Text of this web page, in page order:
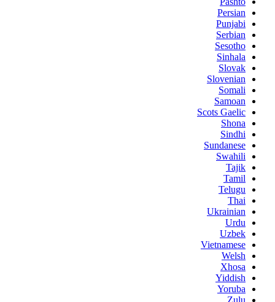
Persian
Punjabi
Serbian
Sesotho
Sinhala
Slovak
Slovenian
Somali
Samoan
Scots Gaelic
Shona
Sindhi
Sundanese
Swahili
Tajik
Tamil
Telugu
Thai
Ukrainian
Urdu
Uzbek
Vietnamese
Welsh
Xhosa
Yiddish
Yoruba
Zulu